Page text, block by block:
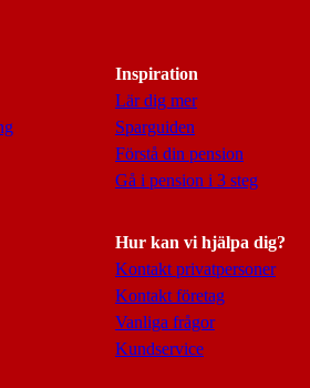
Inspiration
Lär dig mer
Sparguiden
Förstå din pension
Gå i pension i 3 steg
Hur kan vi hjälpa dig?
Kontakt privatpersoner
Kontakt företag
Vanliga frågor
Kundservice